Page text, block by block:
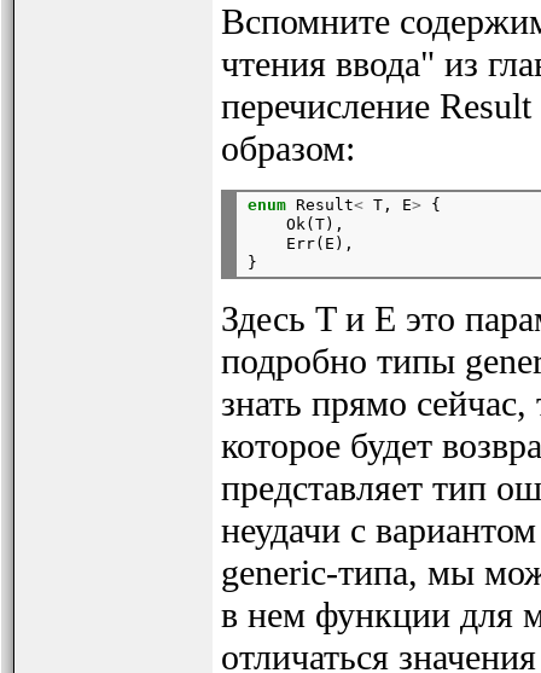
Вспомните
чтения ввода" из
перечисление
образом:
enum Result< T, E> {
    Ok(T),
    Err(E),
Здесь T и E это
подробно типы
знать прямо сейчас,
которое будет
представляет тип
неудачи с
generic-типа, мы
в нем функции для
отличаться